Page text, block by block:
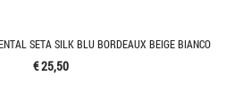
SETA SILK BLU BORDEAUX BEIGE BIANCO
€ 25,50